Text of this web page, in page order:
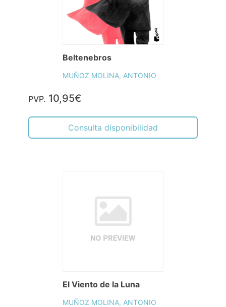
Beltenebros
MUÑOZ MOLINA, ANTONIO
PVP. 10,95€
Consulta disponibilidad
El Viento de la Luna
MUÑOZ MOLINA, ANTONIO